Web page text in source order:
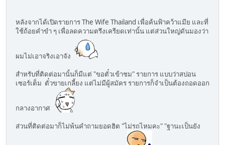
หลังจากได้เปิดรายการ The Wife Thailand เพื่อค้นฟ้าคว้าแมีย และที่
ใช้ถ้อยคำขำ ๆ เพื่อลดความตรึงเครียดเท่านั้น แต่ส่วนใหญ่ดันมองว่า
ผมไม่เอาจริงเอาจัง
สำหรับที่ติดต่อมานั้นก็มีแต่ "ขอตั๋วเข้าชม" รายการ แบบว่าสปอน
เซอร์เต็ม ตั๋วขายเกลี้ยง แต่ไม่มีผู้สมัคร รายการก็จำเป็นต้องถอดออก
กลางอากาศ
ส่วนที่ติดต่อมาก็ไม่พ้นคำถามยอดฮิต "ไม่รถไหมคะ" "ฐานะเป็นยัง